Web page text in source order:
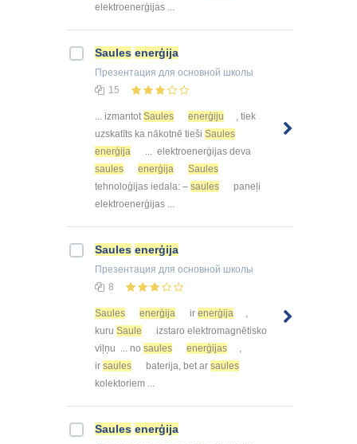
elektroenerģijas ...
Saules enerģija
Презентация для основной школы
15
... izmantot Saules enerģiju
, tiek
uzskatīts ka nākotnē tieši Saules
enerģija
... elektroenerģijas deva
saules
enerģija
Saules
tehnoloģijas iedala: – saules
paneļi
elektroenerģijas ...
Saules enerģija
Презентация для основной школы
8
Saules enerģija ir enerģija
kuru Saule
izstaro elektromagnētisko
viļņu ... no saules enerģijas
ir saules baterija, bet ar saules
kolektoriem ...
Saules enerģija